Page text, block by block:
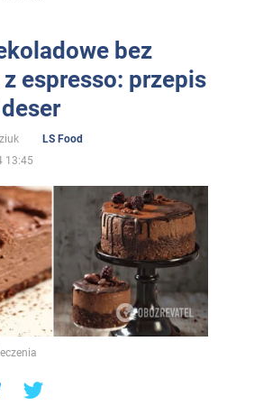
bez
espresso: przepis
LS Food
13:45